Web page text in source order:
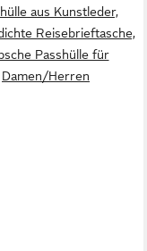
aus Kunstleder,
Reisebrieftasche,
Passhülle für
Damen/Herren